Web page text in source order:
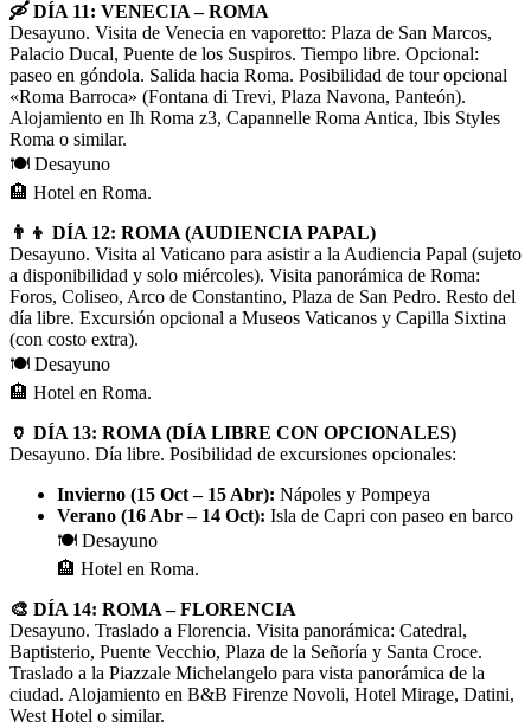
🛶 DÍA 11: VENECIA – ROMA
Desayuno. Visita de Venecia en vaporetto: Plaza de San Marcos,
Palacio Ducal, Puente de los Suspiros. Tiempo libre. Opcional:
paseo en góndola. Salida hacia Roma. Posibilidad de tour opcional
«Roma Barroca» (Fontana di Trevi, Plaza Navona, Panteón).
Alojamiento en Ih Roma z3, Capannelle Roma Antica, Ibis Styles
Roma o similar.
🍽️ Desayuno
🏨 Hotel en Roma.
👨‍👦 DÍA 12: ROMA (AUDIENCIA PAPAL)
Desayuno. Visita al Vaticano para asistir a la Audiencia Papal (sujeto
a disponibilidad y solo miércoles). Visita panorámica de Roma:
Foros, Coliseo, Arco de Constantino, Plaza de San Pedro. Resto del
día libre. Excursión opcional a Museos Vaticanos y Capilla Sixtina
(con costo extra).
🍽️ Desayuno
🏨 Hotel en Roma.
🏺 DÍA 13: ROMA (DÍA LIBRE CON OPCIONALES)
Desayuno. Día libre. Posibilidad de excursiones opcionales:
Invierno (15 Oct – 15 Abr): Nápoles y Pompeya
Verano (16 Abr – 14 Oct): Isla de Capri con paseo en barco
🍽️ Desayuno
🏨 Hotel en Roma.
🎨 DÍA 14: ROMA – FLORENCIA
Desayuno. Traslado a Florencia. Visita panorámica: Catedral,
Baptisterio, Puente Vecchio, Plaza de la Señoría y Santa Croce.
Traslado a la Piazzale Michelangelo para vista panorámica de la
ciudad. Alojamiento en B&B Firenze Novoli, Hotel Mirage, Datini,
West Hotel o similar.